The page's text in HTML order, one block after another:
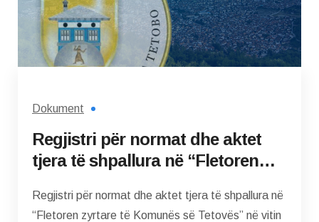
Dokument
Regjistri për normat dhe aktet
tjera të shpallura në “Fletoren
në vitin 2025
Regjistri për normat dhe aktet tjera të shpallura në
“Fletoren zyrtare të Komunës së Tetovës” në vitin